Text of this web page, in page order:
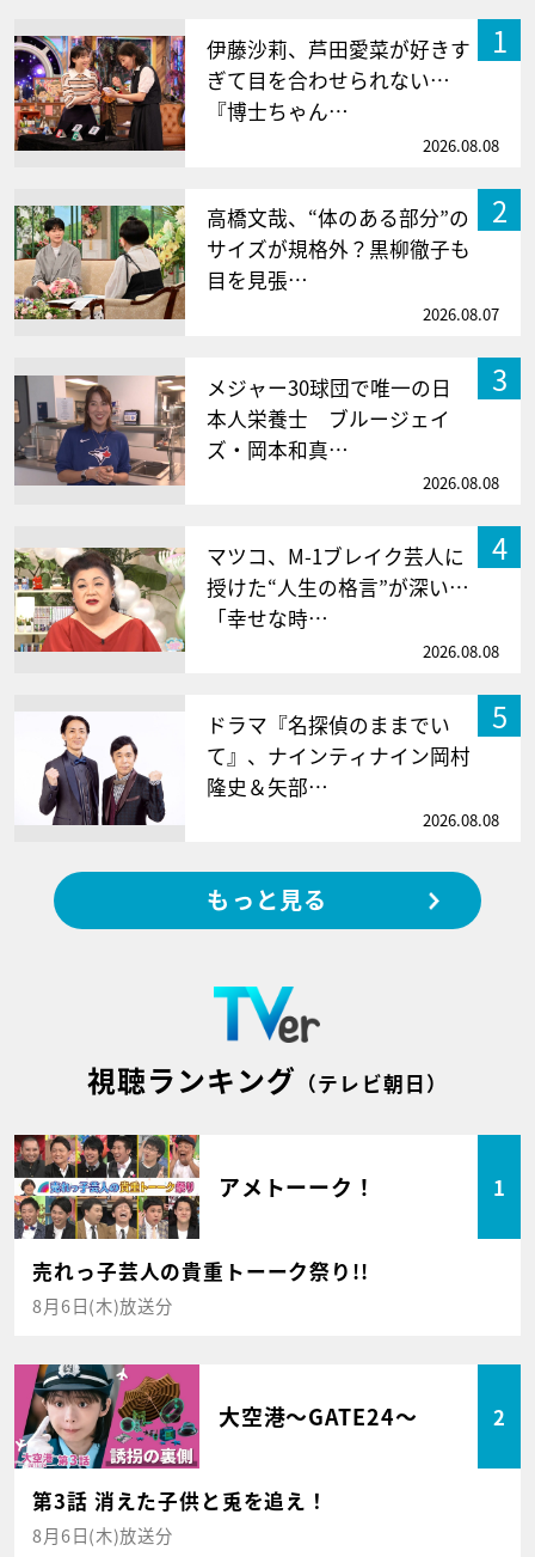
1
伊藤沙莉、芦田愛菜が好きす
ぎて目を合わせられない…
『博士ちゃん…
2026.08.08
2
高橋文哉、“体のある部分”の
サイズが規格外？黒柳徹子も
目を見張…
2026.08.07
3
メジャー30球団で唯一の日
本人栄養士 ブルージェイ
ズ・岡本和真…
2026.08.08
4
マツコ、M-1ブレイク芸人に
授けた“人生の格言”が深い…
「幸せな時…
2026.08.08
5
ドラマ『名探偵のままでい
て』、ナインティナイン岡村
隆史＆矢部…
2026.08.08
もっと見る
視聴ランキング （テレビ朝日）
アメトーーク！ 1
売れっ子芸人の貴重トーーク祭り!!
8月6日(木)放送分
大空港～GATE24～ 2
第3話 消えた子供と兎を追え！
8月6日(木)放送分